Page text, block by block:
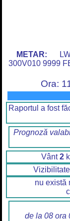
METAR:
300V010 9999
Ora:
Raportul a fost
Prognoză
Vânt2
nu există
de la 08 ora